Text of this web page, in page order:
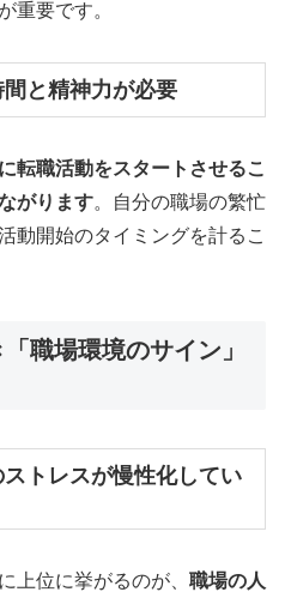
重要です。
と精神力が必要
転職活動をスタートさせるこ
がります。自分の職場の繁忙
動開始のタイミングを計るこ
職場環境のサイン」
トレスが慢性化してい
上位に挙がるのが、 職場の人